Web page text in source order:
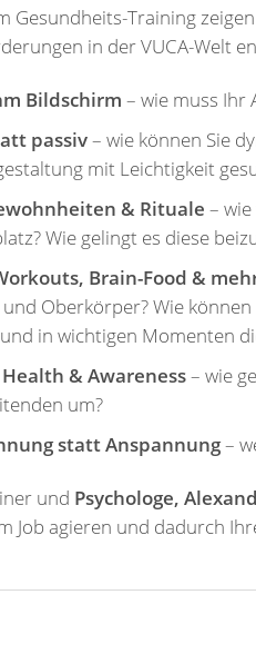
Gesundheits-Training
in der VUCA-Welt
Bildschirm – wie muss Ihr
passiv– wie können Sie
mit Leichtigkeit
& Rituale –
Wie gelingt es diese
Brain-Food &
Oberkörper? Wie
in wichtigen Momenten
& Awareness– wie
um?
statt Anspannung–
und Psychologe,
Job agieren und dadurch